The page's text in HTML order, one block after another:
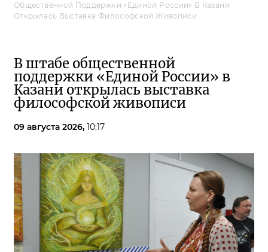
Общественной Поддержки «Единой России» В Казани
Открылась Выставка Философской Живописи
В штабе общественной
поддержки «Единой России» в
Казани открылась выставка
философской живописи
09 августа 2026, 10:17